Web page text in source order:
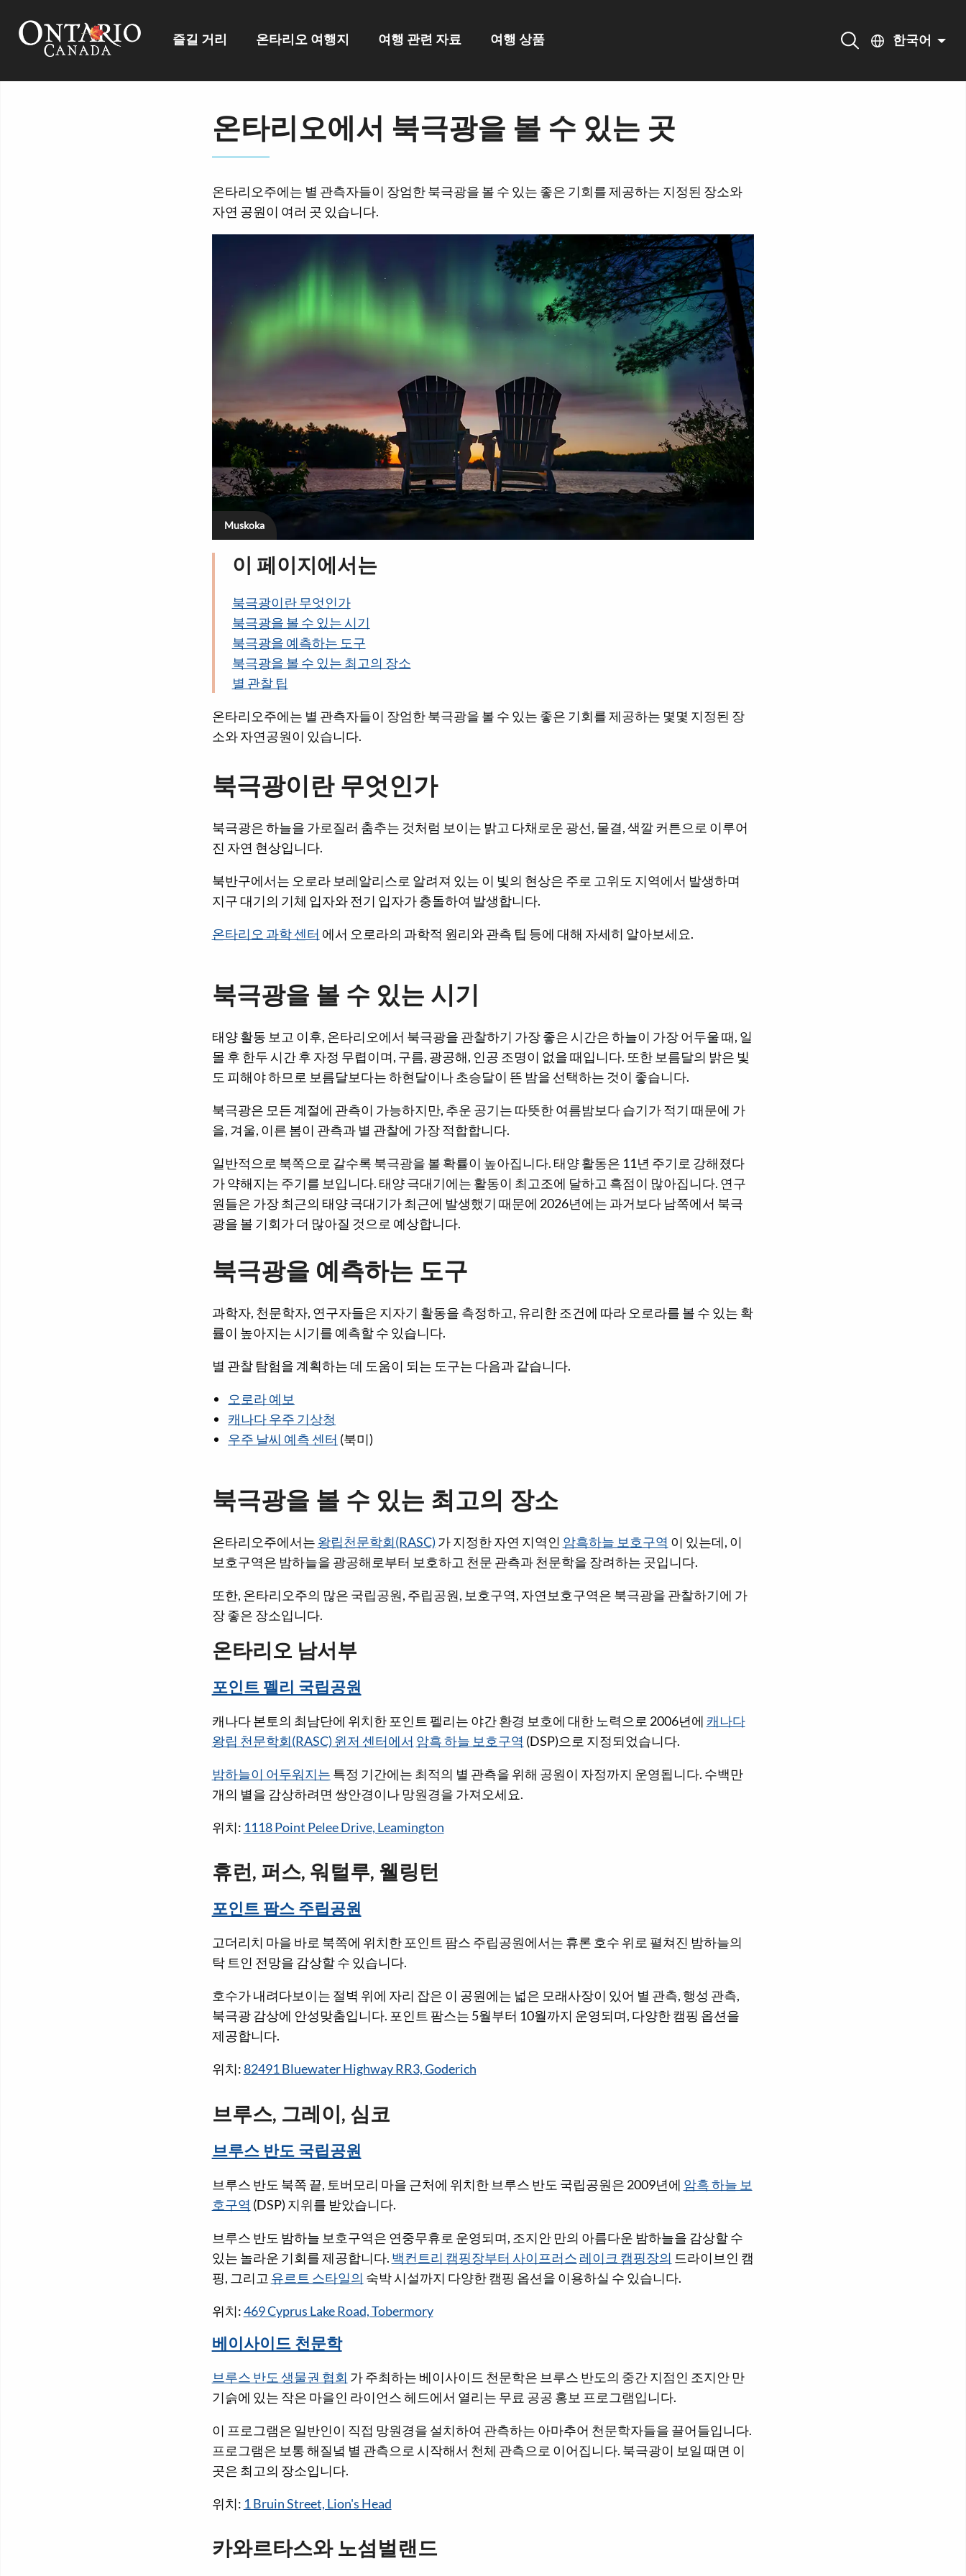
즐길 거리 온타리오 여행지 여행 관련 자료 여행 상품 한국어
온타리오에서 북극광을 볼 수 있는 곳
온타리오주에는 별 관측자들이 장엄한 북극광을 볼 수 있는 좋은 기회를 제공하는 지정된 장소와
자연 공원이 여러 곳 있습니다.
Muskoka
이 페이지에서는
북극광이란 무엇인가
북극광을 볼 수 있는 시기
북극광을 예측하는 도구
북극광을 볼 수 있는 최고의 장소
별 관찰 팁
온타리오주에는 별 관측자들이 장엄한 북극광을 볼 수 있는 좋은 기회를 제공하는 몇몇 지정된 장
소와 자연공원이 있습니다.
북극광이란 무엇인가
북극광은 하늘을 가로질러 춤추는 것처럼 보이는 밝고 다채로운 광선, 물결, 색깔 커튼으로 이루어
진 자연 현상입니다.
북반구에서는 오로라 보레알리스로 알려져 있는 이 빛의 현상은 주로 고위도 지역에서 발생하며
지구 대기의 기체 입자와 전기 입자가 충돌하여 발생합니다.
온타리오 과학 센터 에서 오로라의 과학적 원리와 관측 팁 등에 대해 자세히 알아보세요.
북극광을 볼 수 있는 시기
태양 활동 보고 이후, 온타리오에서 북극광을 관찰하기 가장 좋은 시간은 하늘이 가장 어두울 때, 일
몰 후 한두 시간 후 자정 무렵이며, 구름, 광공해, 인공 조명이 없을 때입니다. 또한 보름달의 밝은 빛
도 피해야 하므로 보름달보다는 하현달이나 초승달이 뜬 밤을 선택하는 것이 좋습니다.
북극광은 모든 계절에 관측이 가능하지만, 추운 공기는 따뜻한 여름밤보다 습기가 적기 때문에 가
을, 겨울, 이른 봄이 관측과 별 관찰에 가장 적합합니다.
일반적으로 북쪽으로 갈수록 북극광을 볼 확률이 높아집니다. 태양 활동은 11년 주기로 강해졌다
가 약해지는 주기를 보입니다. 태양 극대기에는 활동이 최고조에 달하고 흑점이 많아집니다. 연구
원들은 가장 최근의 태양 극대기가 최근에 발생했기 때문에 2026년에는 과거보다 남쪽에서 북극
광을 볼 기회가 더 많아질 것으로 예상합니다.
북극광을 예측하는 도구
과학자, 천문학자, 연구자들은 지자기 활동을 측정하고, 유리한 조건에 따라 오로라를 볼 수 있는 확
률이 높아지는 시기를 예측할 수 있습니다.
별 관찰 탐험을 계획하는 데 도움이 되는 도구는 다음과 같습니다.
오로라 예보
캐나다 우주 기상청
우주 날씨 예측 센터 (북미)
북극광을 볼 수 있는 최고의 장소
온타리오주에서는 왕립천문학회(RASC) 가 지정한 자연 지역인 암흑하늘 보호구역 이 있는데, 이
보호구역은 밤하늘을 광공해로부터 보호하고 천문 관측과 천문학을 장려하는 곳입니다.
또한, 온타리오주의 많은 국립공원, 주립공원, 보호구역, 자연보호구역은 북극광을 관찰하기에 가
장 좋은 장소입니다.
온타리오 남서부
포인트 펠리 국립공원
캐나다 본토의 최남단에 위치한 포인트 펠리는 야간 환경 보호에 대한 노력으로 2006년에 캐나다
왕립 천문학회(RASC) 윈저 센터에서 암흑 하늘 보호구역 (DSP)으로 지정되었습니다.
밤하늘이 어두워지는 특정 기간에는 최적의 별 관측을 위해 공원이 자정까지 운영됩니다. 수백만
개의 별을 감상하려면 쌍안경이나 망원경을 가져오세요.
위치: 1118 Point Pelee Drive, Leamington
휴런, 퍼스, 워털루, 웰링턴
포인트 팜스 주립공원
고더리치 마을 바로 북쪽에 위치한 포인트 팜스 주립공원에서는 휴론 호수 위로 펼쳐진 밤하늘의
탁 트인 전망을 감상할 수 있습니다.
호수가 내려다보이는 절벽 위에 자리 잡은 이 공원에는 넓은 모래사장이 있어 별 관측, 행성 관측,
북극광 감상에 안성맞춤입니다. 포인트 팜스는 5월부터 10월까지 운영되며, 다양한 캠핑 옵션을
제공합니다.
위치:82491 Bluewater Highway RR3, Goderich
브루스, 그레이, 심코
브루스 반도 국립공원
브루스 반도 북쪽 끝, 토버모리 마을 근처에 위치한 브루스 반도 국립공원은 2009년에 암흑 하늘 보
호구역 (DSP) 지위를 받았습니다.
브루스 반도 밤하늘 보호구역은 연중무휴로 운영되며, 조지안 만의 아름다운 밤하늘을 감상할 수
있는 놀라운 기회를 제공합니다. 백컨트리 캠핑장부터 사이프러스 레이크 캠핑장의 드라이브인 캠
핑, 그리고 유르트 스타일의 숙박 시설까지 다양한 캠핑 옵션을 이용하실 수 있습니다.
위치:469 Cyprus Lake Road, Tobermory
베이사이드 천문학
브루스 반도 생물권 협회 가 주최하는 베이사이드 천문학은 브루스 반도의 중간 지점인 조지안 만
기슭에 있는 작은 마을인 라이언스 헤드에서 열리는 무료 공공 홍보 프로그램입니다.
이 프로그램은 일반인이 직접 망원경을 설치하여 관측하는 아마추어 천문학자들을 끌어들입니다.
프로그램은 보통 해질녘 별 관측으로 시작해서 천체 관측으로 이어집니다. 북극광이 보일 때면 이
곳은 최고의 장소입니다.
위치: 1 Bruin Street, Lion's Head
카와르타스와 노섬벌랜드